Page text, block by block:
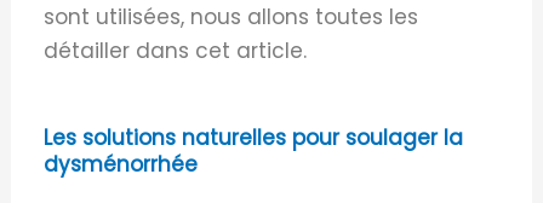
sont utilisées, nous allons toutes les
détailler dans cet article.
Les solutions naturelles pour soulager la
dysménorrhée